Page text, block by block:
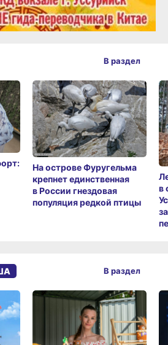
На острове Фуругельма
крепнет единственная
в России гнездовая
популяция редкой птицы
в
В раздел
В раздел